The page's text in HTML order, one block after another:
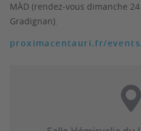
MÀD (rendez-vous dimanche
Gradignan).
proximacentauri.fr/